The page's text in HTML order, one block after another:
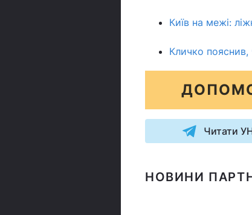
Київ на межі:
Кличко пояснив,
Читати
НОВИНИ